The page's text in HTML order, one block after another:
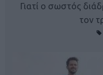
Γιατί ο σωστός
τον